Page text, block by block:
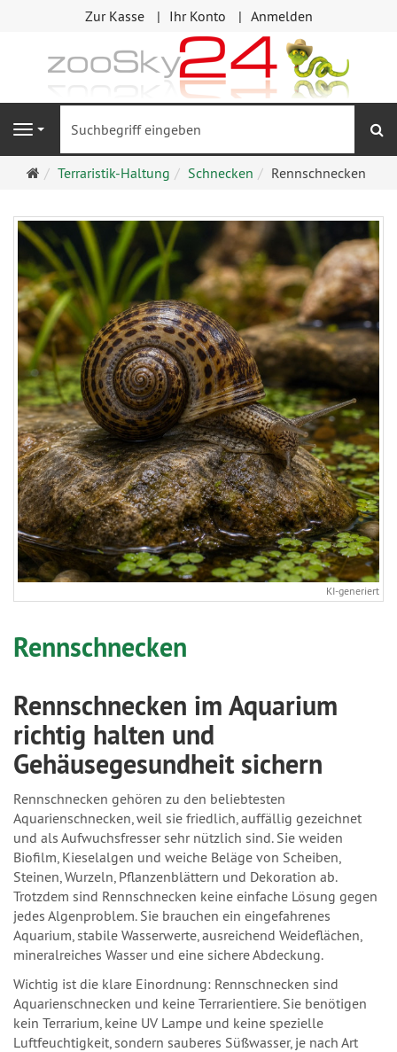
Zur Kasse Ihr Konto Anmelden
Navigation
Startseite
Terraristik-Haltung Schnecken Rennschnecken
KI-generiert
Rennschnecken
Rennschnecken im Aquarium
richtig halten und
Gehäusegesundheit sichern
Rennschnecken gehören zu den beliebtesten
Aquarienschnecken, weil sie friedlich, auffällig gezeichnet
und als Aufwuchsfresser sehr nützlich sind. Sie weiden
Biofilm, Kieselalgen und weiche Beläge von Scheiben,
Steinen, Wurzeln, Pflanzenblättern und Dekoration ab.
Trotzdem sind Rennschnecken keine einfache Lösung gegen
jedes Algenproblem. Sie brauchen ein eingefahrenes
Aquarium, stabile Wasserwerte, ausreichend Weideflächen,
mineralreiches Wasser und eine sichere Abdeckung.
Wichtig ist die klare Einordnung: Rennschnecken sind
Aquarienschnecken und keine Terrarientiere. Sie benötigen
kein Terrarium, keine UV Lampe und keine spezielle
Luftfeuchtigkeit, sondern sauberes Süßwasser, je nach Art